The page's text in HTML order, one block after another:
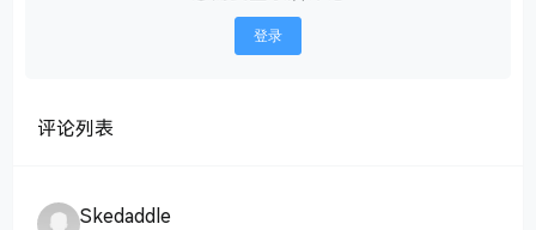
登录
评论列表
Skedaddle